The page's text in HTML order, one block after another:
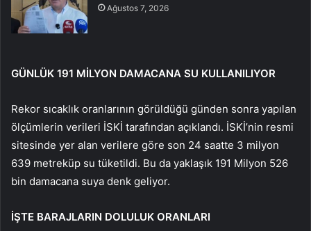
Ağustos 7, 2026
GÜNLÜK 191 MİLYON DAMACANA SU KULLANILIYOR
Rekor sıcaklık oranlarının görüldüğü günden sonra yapılan
ölçümlerin verileri İSKİ tarafından açıklandı. İSKİ’nin resmi
sitesinde yer alan verilere göre son 24 saatte 3 milyon
639 metreküp su tüketildi. Bu da yaklaşık 191 Milyon 526
bin damacana suya denk geliyor.
İŞTE BARAJLARIN DOLULUK ORANLARI